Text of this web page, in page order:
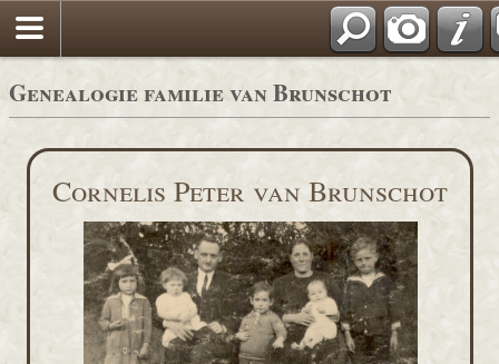
Genealogie familie van Brunschot
Cornelis Peter van Brunschot